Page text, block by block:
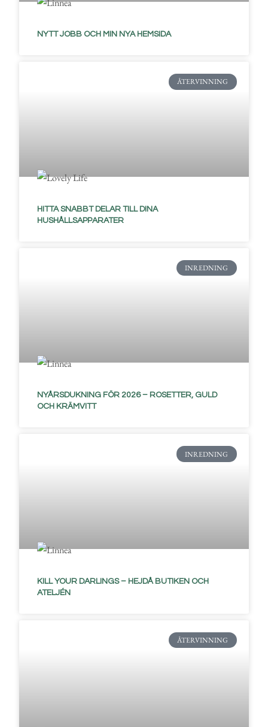
NYTT JOBB OCH MIN NYA HEMSIDA
ÅTERVINNING
HITTA SNABBT DELAR TILL DINA
HUSHÅLLSAPPARATER
INREDNING
NYÅRSDUKNING FÖR 2026 – ROSETTER, GULD
OCH KRÄMVITT
INREDNING
KILL YOUR DARLINGS – HEJDÅ BUTIKEN OCH
ATELJÉN
ÅTERVINNING